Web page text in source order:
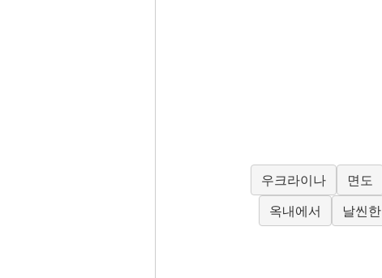
우크라이나 면도
옥내에서
날씬한